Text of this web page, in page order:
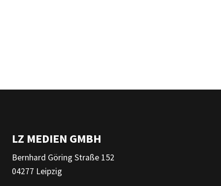
LZ MEDIEN GMBH
Bernhard Göring Straße 152
04277 Leipzig